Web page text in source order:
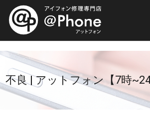
不良 | アットフォン【7時